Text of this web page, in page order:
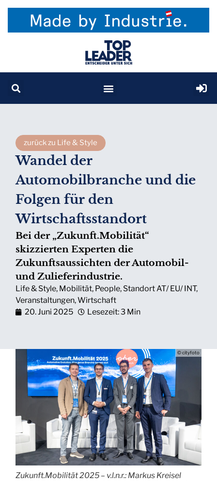
zurück zu Life & Style
Wandel der
Automobilbranche und die
Folgen für den
Wirtschaftsstandort
Bei der „Zukunft.Mobilität“
skizzierten Experten die
Zukunftsaussichten der Automobil-
und Zulieferindustrie.
Life & Style, Mobilität, People, Standort AT/ EU/ INT,
Veranstaltungen,Wirtschaft
20. Juni 2025
Lesezeit: 3 Min
© cityfoto
Zukunft.Mobilität 2025 – v.l.n.r.: Markus Kreisel